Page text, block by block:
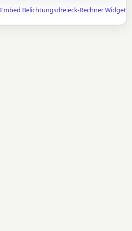
Embed Belichtungsdreieck-Rechner Widget